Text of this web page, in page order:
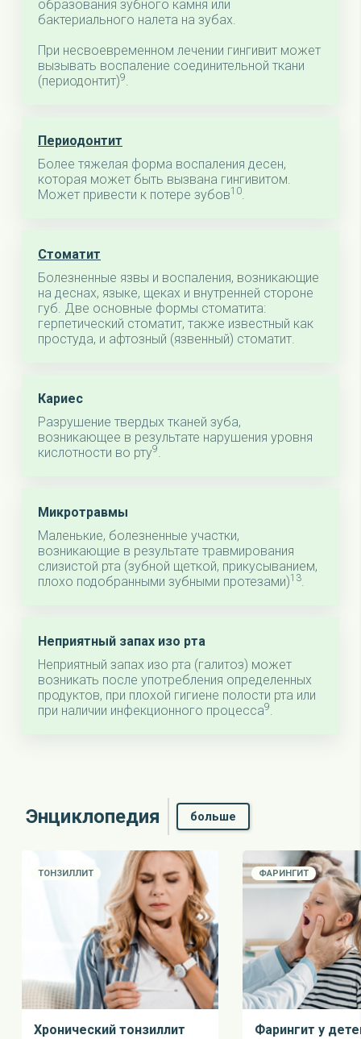
образования зубного камня или
бактериального налета на зубах.
При несвоевременном лечении гингивит может
вызывать воспаление соединительной ткани
(периодонтит)9.
Периодонтит
Более тяжелая форма воспаления десен,
которая может быть вызвана гингивитом.
Может привести к потере зубов10.
Стоматит
Болезненные язвы и воспаления, возникающие
на деснах, языке, щеках и внутренней стороне
губ. Две основные формы стоматита:
герпетический стоматит, также известный как
простуда, и афтозный (язвенный) стоматит.
Кариес
Разрушение твердых тканей зуба,
возникающее в результате нарушения уровня
кислотности во рту9.
Микротравмы
Маленькие, болезненные участки,
возникающие в результате травмирования
слизистой рта (зубной щеткой, прикусыванием,
плохо подобранными зубными протезами)13.
Неприятный запах изо рта
Неприятный запах изо рта (галитоз) может
возникать после употребления определенных
продуктов, при плохой гигиене полости рта или
при наличии инфекционного процесса9.
Энциклопедия больше
ТОНЗИЛЛИТ
Xронический тонзиллит
ФАРИНГИТ
Фарингит у